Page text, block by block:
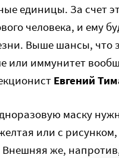
единицы. За счет
человека, и ему
Выше шансы, что
или иммунитет
Евгений
маску
или с
Внешняя же,